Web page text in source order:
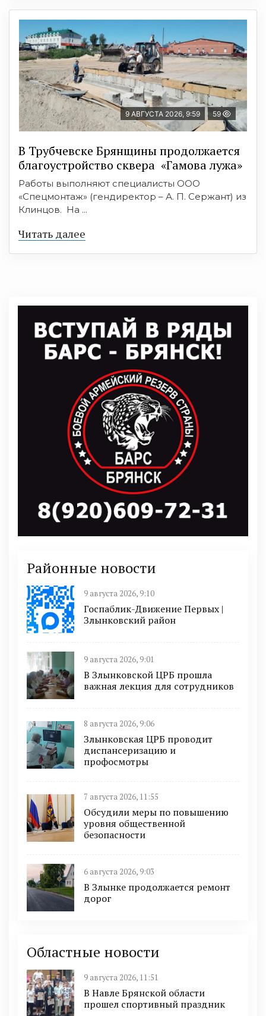
9 АВГУСТА 2026, 9:59 59
В Трубчевске Брянщины продолжается
благоустройство сквера «Гамова лужа»
Работы выполняют специалисты ООО
«Спецмонтаж» (гендиректор – А. П. Сержант) из
Клинцов. На ...
Читать далее
Районные новости
9 августа 2026, 9:10
Госпаблик-Движение Первых |
Злынковский район
9 августа 2026, 9:01
В Злынковской ЦРБ прошла
важная лекция для сотрудников
8 августа 2026, 9:06
Злынковская ЦРБ проводит
диспансеризацию и
профосмотры
7 августа 2026, 11:55
Обсудили меры по повышению
уровня общественной
безопасности
6 августа 2026, 9:03
В Злынке продолжается ремонт
дорог
Областные новости
9 августа 2026, 11:51
В Навле Брянской области
прошел спортивный праздник